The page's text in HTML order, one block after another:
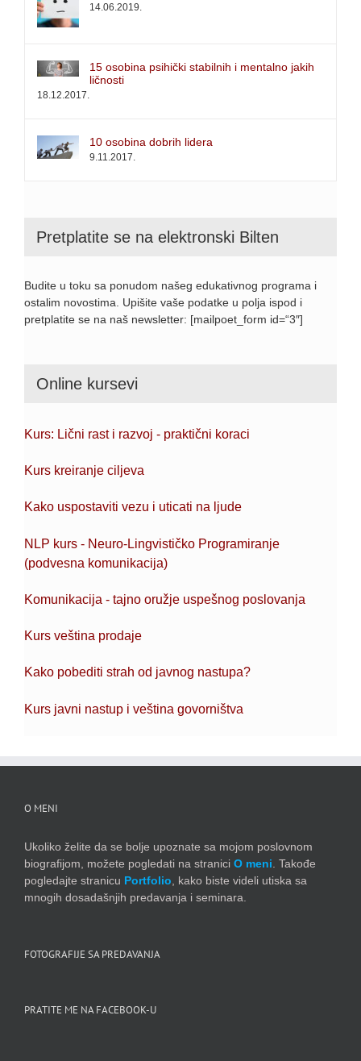
14.06.2019.
15 osobina psihički stabilnih i mentalno jakih
ličnosti
18.12.2017.
10 osobina dobrih lidera
9.11.2017.
Pretplatite se na elektronski Bilten
Budite u toku sa ponudom našeg edukativnog programa i
ostalim novostima. Upišite vaše podatke u polja ispod i
pretplatite se na naš newsletter: [mailpoet_form id=“3″]
Online kursevi
Kurs: Lični rast i razvoj - praktični koraci
Kurs kreiranje ciljeva
Kako uspostaviti vezu i uticati na ljude
NLP kurs - Neuro-Lingvističko Programiranje
(podvesna komunikacija)
Komunikacija - tajno oružje uspešnog poslovanja
Kurs veština prodaje
Kako pobediti strah od javnog nastupa?
Kurs javni nastup i veština govorništva
O MENI
Ukoliko želite da se bolje upoznate sa mojom poslovnom
biografijom, možete pogledati na stranici O meni . Takođe
pogledajte stranicu Portfolio , kako biste videli utiska sa
mnogih dosadašnjih predavanja i seminara.
FOTOGRAFIJE SA PREDAVANJA
PRATITE ME NA FACEBOOK-U